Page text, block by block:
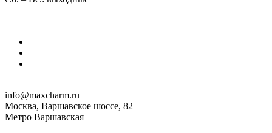
info@maxcharm.ru
Москва, Варшавское шоссе, 82
Метро Варшавская